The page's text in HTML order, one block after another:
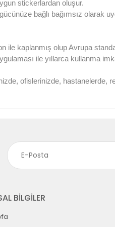
stickerlardan oluşur.
bağlı bağımsız olarak
ile kaplanmış olup Avrupa
ile yıllarca kullanma
ofislerinizde,
BİLGİLER